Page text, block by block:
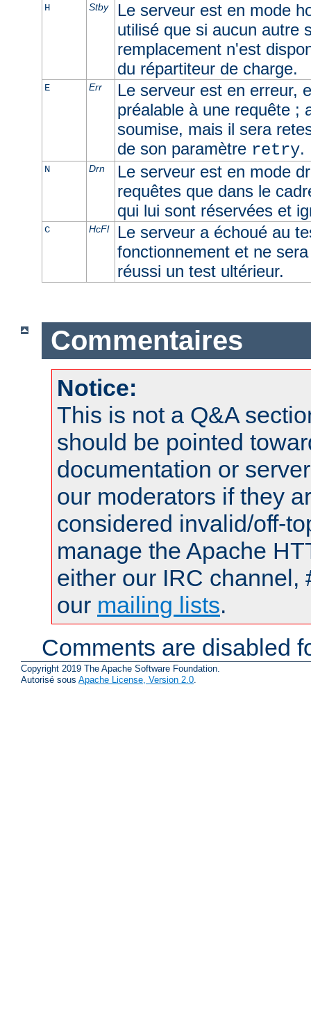
H Stby
Le serveur est en mode
utilisé que si aucun autre
remplacement n'est
du répartiteur de charge.
E Err
Le serveur est en erreur,
préalable à une requête ;
soumise, mais il sera
de son paramètre retry.
N Drn
Le serveur est en mode
requêtes que dans le
qui lui sont réservées et
C HcFl
Le serveur a échoué au
fonctionnement et ne
réussi un test ultérieur.
Commentaires
Notice:
This is not a Q&A
should be pointed
documentation or
our moderators if they
considered invalid/off-
manage the Apache
either our IRC channel,
our mailing lists.
Comments are disabled
Copyright 2019 The Apache Software Foundation.
Autorisé sous Apache License, Version 2.0.